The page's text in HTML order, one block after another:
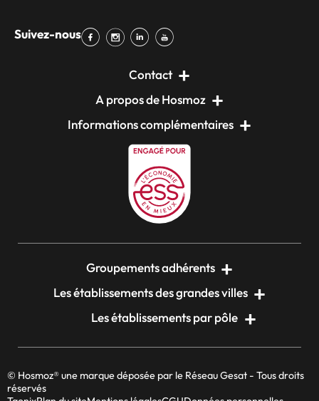
Suivez-nous
Contact
A propos de Hosmoz
Informations complémentaires
Groupements adhérents
Les établissements des grandes villes
Les établissements par pôle
© Hosmoz® une marque déposée par le Réseau Gesat - Tous droits
réservés